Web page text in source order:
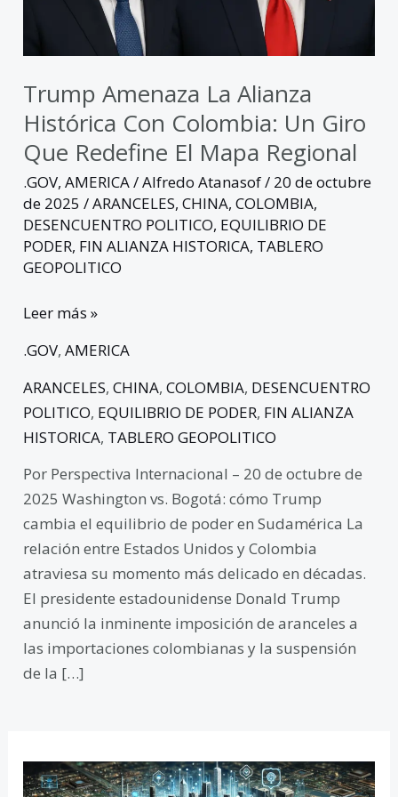
Trump Amenaza La Alianza
Histórica Con Colombia: Un Giro
Que Redefine El Mapa Regional
.GOV,AMERICA/Alfredo Atanasof/ 20 de octubre
de 2025/ARANCELES,CHINA,COLOMBIA,
DESENCUENTRO POLITICO, EQUILIBRIO DE
PODER, FIN ALIANZA HISTORICA, TABLERO
GEOPOLITICO
que
redefine
el
mapa
regional
Leer más »
.GOV,AMERICA
ARANCELES,CHINA,COLOMBIA, DESENCUENTRO
POLITICO, EQUILIBRIO DE PODER, FIN ALIANZA
HISTORICA, TABLERO GEOPOLITICO
Por Perspectiva Internacional – 20 de octubre de
2025 Washington vs. Bogotá: cómo Trump
cambia el equilibrio de poder en Sudamérica La
relación entre Estados Unidos y Colombia
atraviesa su momento más delicado en décadas.
El presidente estadounidense Donald Trump
anunció la inminente imposición de aranceles a
las importaciones colombianas y la suspensión
de la […]